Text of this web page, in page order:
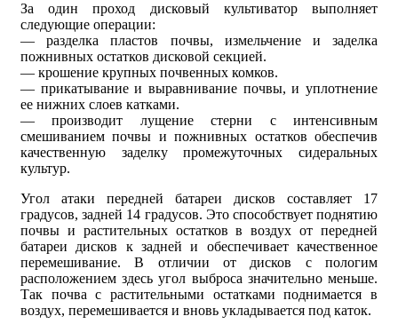
За один проход дисковый культиватор выполняет
следующие операции:
— разделка пластов почвы, измельчение и заделка
пожнивных остатков дисковой секцией.
— крошение крупных почвенных комков.
— прикатывание и выравнивание почвы, и уплотнение
ее нижних слоев катками.
— производит лущение стерни с интенсивным
смешиванием почвы и пожнивных остатков обеспечив
качественную заделку промежуточных сидеральных
культур.
Угол атаки передней батареи дисков составляет 17
градусов, задней 14 градусов. Это способствует поднятию
почвы и растительных остатков в воздух от передней
батареи дисков к задней и обеспечивает качественное
перемешивание. В отличии от дисков с пологим
расположением здесь угол выброса значительно меньше.
Так почва с растительными остатками поднимается в
воздух, перемешивается и вновь укладывается под каток.